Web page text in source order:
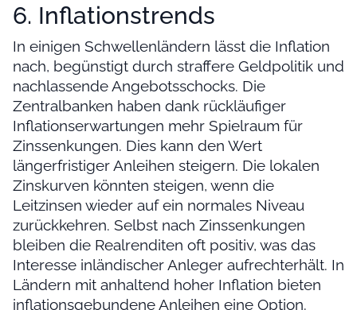
6. Inflationstrends
In einigen Schwellenländern lässt die Inflation
nach, begünstigt durch straffere Geldpolitik und
nachlassende Angebotsschocks. Die
Zentralbanken haben dank rückläufiger
Inflationserwartungen mehr Spielraum für
Zinssenkungen. Dies kann den Wert
längerfristiger Anleihen steigern. Die lokalen
Zinskurven könnten steigen, wenn die
Leitzinsen wieder auf ein normales Niveau
zurückkehren. Selbst nach Zinssenkungen
bleiben die Realrenditen oft positiv, was das
Interesse inländischer Anleger aufrechterhält. In
Ländern mit anhaltend hoher Inflation bieten
inflationsgebundene Anleihen eine Option.